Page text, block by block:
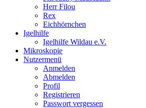
Herr Filou
Rex
Eichhörnchen
Igelhilfe
Igelhilfe Wildau e.V.
Mikroskopie
Nutzermenü
Anmelden
Abmelden
Profil
Registrieren
Passwort vergessen